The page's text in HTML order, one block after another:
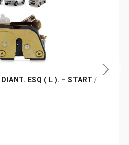
ESQ ( L ). – START /